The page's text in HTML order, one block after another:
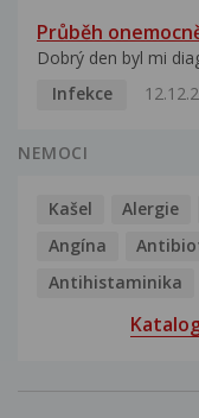
Průběh
Dobrý den byl mi
Infekce
NEMOCI
Kašel Alergie
Angína
Antihistaminika